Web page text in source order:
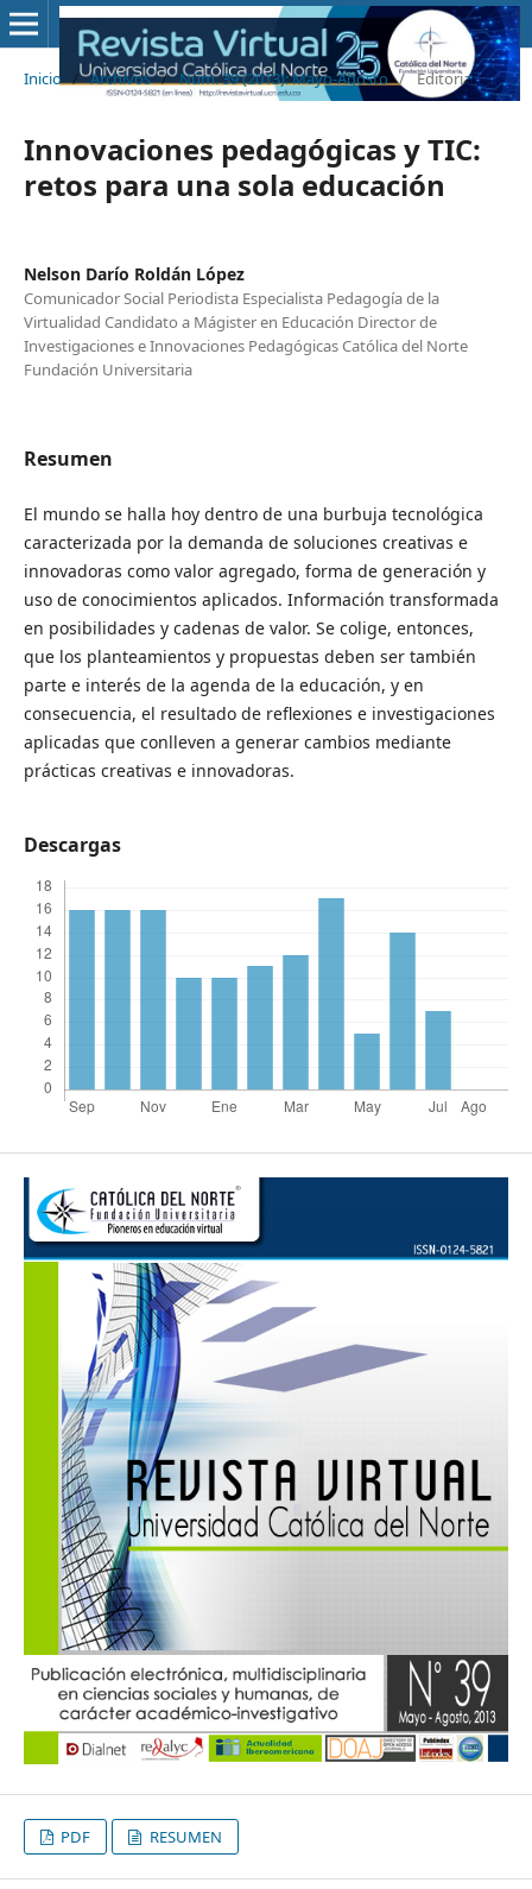
Inicio / Archivos / Núm. 39 (2013): Mayo-Agosto / Editorial
Innovaciones pedagógicas y TIC:
retos para una sola educación
Nelson Darío Roldán López
Comunicador Social Periodista Especialista Pedagogía de la
Virtualidad Candidato a Mágister en Educación Director de
Investigaciones e Innovaciones Pedagógicas Católica del Norte
Fundación Universitaria
Resumen
El mundo se halla hoy dentro de una burbuja tecnológica
caracterizada por la demanda de soluciones creativas e
innovadoras como valor agregado, forma de generación y
uso de conocimientos aplicados. Información transformada
en posibilidades y cadenas de valor. Se colige, entonces,
que los planteamientos y propuestas deben ser también
parte e interés de la agenda de la educación, y en
consecuencia, el resultado de reflexiones e investigaciones
aplicadas que conlleven a generar cambios mediante
prácticas creativas e innovadoras.
Descargas
PDF RESUMEN